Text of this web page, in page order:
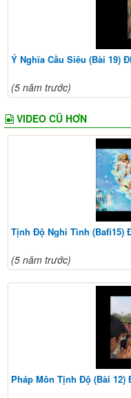
Ý Nghĩa Cầu Siêu (Bài 19)
(5 năm trước)
VIDEO CŨ HƠN
Tịnh Độ Nghi Tình (Bafi15)
(5 năm trước)
Pháp Môn Tịnh Độ (Bài